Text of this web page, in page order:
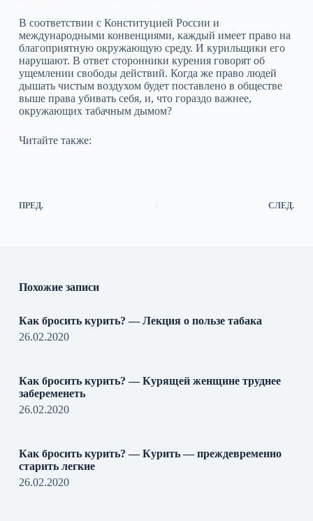
В соответствии с Конституцией России и
международными конвенциями, каждый имеет право на
благоприятную окружающую среду. И курильщики его
нарушают. В ответ сторонники курения говорят об
ущемлении свободы действий. Когда же право людей
дышать чистым воздухом будет поставлено в обществе
выше права убивать себя, и, что гораздо важнее,
окружающих табачным дымом?
Читайте также:
ПРЕД. СЛЕД.
Похожие записи
Как бросить курить? — Лекция о пользе табака
26.02.2020
Как бросить курить? — Курящей женщине труднее
забеременеть
26.02.2020
Как бросить курить? — Курить — преждевременно
старить легкие
26.02.2020